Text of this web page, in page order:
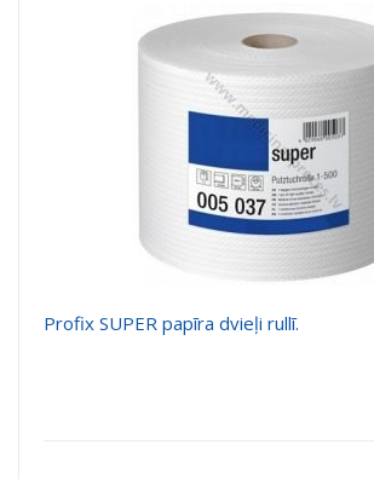
Profix SUPER papīra dvieļi rullī.